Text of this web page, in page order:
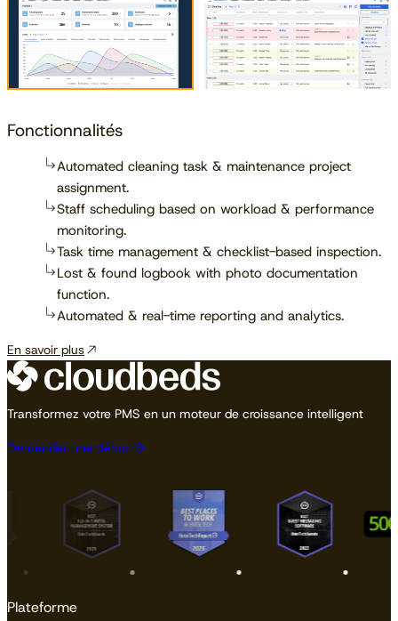
Fonctionnalités
Automated cleaning task & maintenance project
assignment.
Staff scheduling based on workload & performance
monitoring.
Task time management & checklist-based inspection.
Lost & found logbook with photo documentation
function.
Automated & real-time reporting and analytics.
En savoir plus
Transformez votre PMS en un moteur de croissance intelligent
Demander une démo
Plateforme